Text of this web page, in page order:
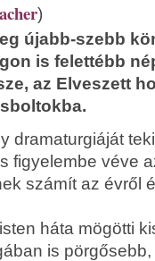
)
újabb-szebb
is felettébb
az Elveszett
dramaturgiáját
figyelembe véve
számít az évről
háta mögötti
is